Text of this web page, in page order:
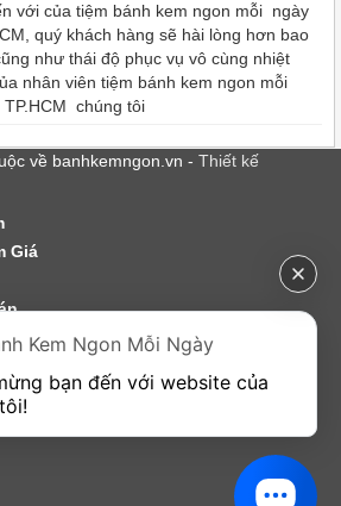
với của tiệm bánh kem ngon mỗi ngày
quý khách hàng sẽ hài lòng hơn bao
như thái độ phục vụ vô cùng nhiệt
nhân viên tiệm bánh kem ngon mỗi
chúng tôi
về banhkemngon.vn - Thiết kế
Giá
Kem Ngon Mỗi Ngày
bạn đến với website của